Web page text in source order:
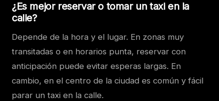
¿Es mejor reservar o tomar un taxi en la
calle?
Depende de la hora y el lugar. En zonas muy
transitadas o en horarios punta, reservar con
anticipación puede evitar esperas largas. En
cambio, en el centro de la ciudad es común y fácil
parar un taxi en la calle.